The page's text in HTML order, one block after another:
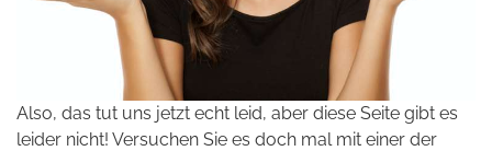
Also, das tut uns jetzt echt leid, aber diese Seite gibt es
leider nicht! Versuchen Sie es doch mal mit einer der